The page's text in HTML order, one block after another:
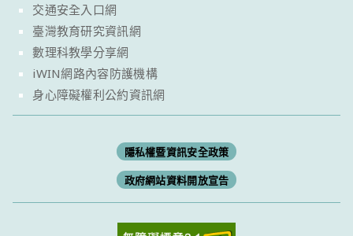
交通安全入口網
臺灣教育研究資訊網
數理科教學分享網
iWIN網路內容防護機構
身心障礙權利公約資訊網
隱私權暨資訊安全政策
政府網站資料開放宣告